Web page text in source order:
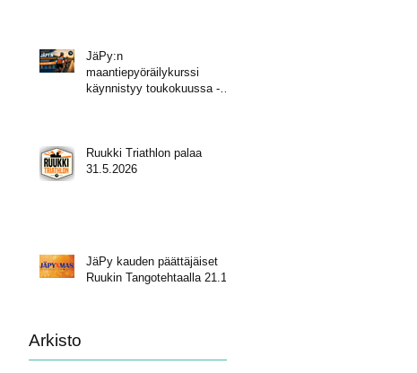
JäPy:n
maantiepyöräilykurssi
käynnistyy toukokuussa -
Ruukki Triathlon palaa
31.5.2026
JäPy kauden päättäjäiset
Ruukin Tangotehtaalla 21.11.
Arkisto